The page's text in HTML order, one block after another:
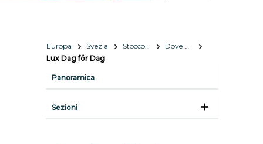
Europa Svezia Stoccolma
Dove mangiare
Lux Dag för Dag
Panoramica
Sezioni